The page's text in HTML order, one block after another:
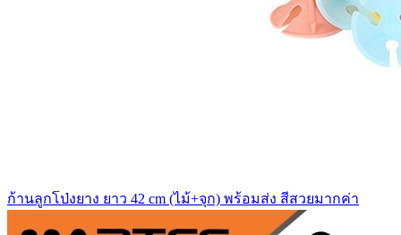
ก้านลูกโป่งยาง ยาว 42 cm (ไม้+จุก) พร้อมส่ง สีสวยมากค่า